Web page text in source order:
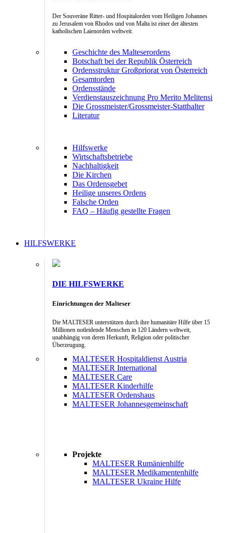
Der Souveräne Ritter- und Hospitalorden vom Heiligen Johannes
zu Jerusalem von Rhodos und von Malta ist einer der ältesten
katholischen Laienorden weltweit.
Geschichte des Malteserordens
Botschaft bei der Republik Österreich
Ordensstruktur Großpriorat von Österreich
Gesamtorden
Ordensstände
Verdienstauszeichnung Pro Merito Melitensi
Die Grossmeister/Grossmeister-Statthalter
Literatur
Hilfswerke
Wirtschaftsbetriebe
Nachhaltigkeit
Die Kirchen
Das Ordensgebet
Heilige unseres Ordens
Falsche Orden
FAQ – Häufig gestellte Fragen
HILFSWERKE
DIE HILFSWERKE
Einrichtungen der Malteser
Die MALTESER unterstützen durch ihre humanitäre Hilfe über 15
Millionen notleidende Menschen in 120 Ländern weltweit,
unabhängig von deren Herkunft, Religion oder politischer
Überzeugung.
MALTESER Hospitaldienst Austria
MALTESER International
MALTESER Care
MALTESER Kinderhilfe
MALTESER Ordenshaus
MALTESER Johannesgemeinschaft
Projekte
MALTESER Rumänienhilfe
MALTESER Medikamentenhilfe
MALTESER Ukraine Hilfe